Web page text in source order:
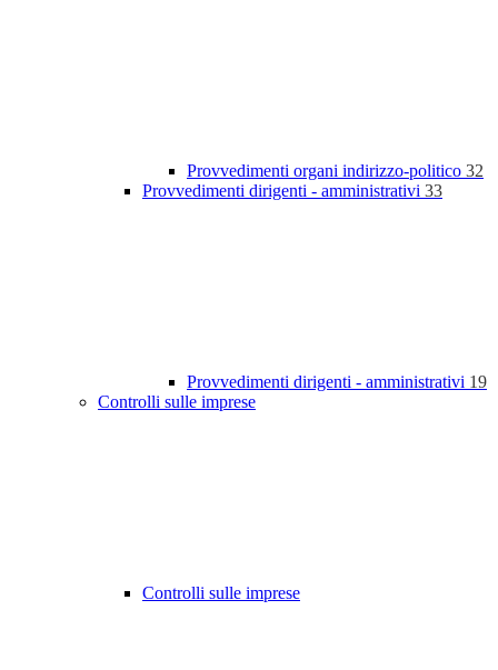
Provvedimenti organi indirizzo-politico 32
Provvedimenti dirigenti - amministrativi 33
Provvedimenti dirigenti - amministrativi 19
Controlli sulle imprese
Controlli sulle imprese